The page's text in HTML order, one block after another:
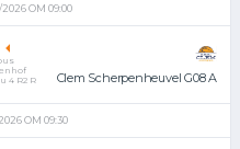
2026 OM 09:00
4 R2 R
Clem Scherpenheuvel G08 A
OM 09:30